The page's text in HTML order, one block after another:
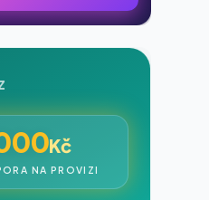
Kč
NA PROVIZI